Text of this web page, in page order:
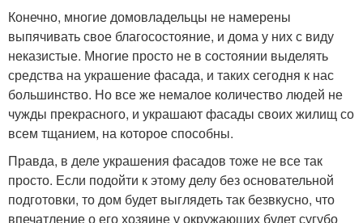
Конечно, многие домовладельцы не намерены
выпячивать свое благосостояние, и дома у них с виду
неказистые. Многие просто не в состоянии выделять
средства на украшение фасада, и таких сегодня к нас
большинство. Но все же немалое количество людей не
чужды прекрасного, и украшают фасады своих жилищ со
всем тщанием, на которое способны.
Правда, в деле украшения фасадов тоже не все так
просто. Если подойти к этому делу без основательной
подготовки, то дом будет выглядеть так безвкусно, что
впечатление о его хозяине у окружающих будет сугубо